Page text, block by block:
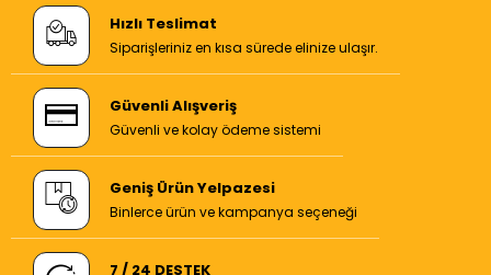
Hızlı Teslimat
Siparişleriniz en kısa sürede elinize ulaşır.
Güvenli Alışveriş
Güvenli ve kolay ödeme sistemi
Geniş Ürün Yelpazesi
Binlerce ürün ve kampanya seçeneği
7 / 24 DESTEK